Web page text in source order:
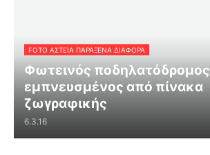
FOTO ΑΣΤΕΙΑ ΠΑΡΑΞΕΝΑ ΔΙΑΦΟΡΑ
Φωτεινός ποδηλατόδρομος
εμπνευσμένος από πίνακα
ζωγραφικής
6.3.16